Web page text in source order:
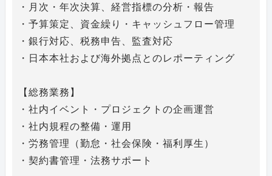
・月次・年次決算、経営指標の分析・報告
・予算策定、資金繰り・キャッシュフロー管理
・銀行対応、税務申告、監査対応
・日本本社および海外拠点とのレポーティング
【総務業務】
・社内イベント・プロジェクトの企画運営
・社内規程の整備・運用
・労務管理（勤怠・社会保険・福利厚生）
・契約書管理・法務サポート